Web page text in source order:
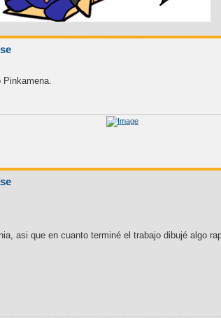
Pinkamena.
asi que en cuanto terminé el trabajo dibujé algo